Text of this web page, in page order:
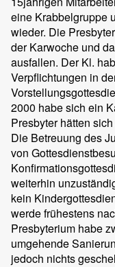
eine Krabbelgruppe
wieder. Die
der Karwoche und
ausfallen. Der Kl.
Verpflichtungen in
2000 habe sich ein
Presbyter hätten
Die Betreuung des
von
weiterhin
kein
werde frühestens
Presbyterium habe
umgehende
jedoch nichts